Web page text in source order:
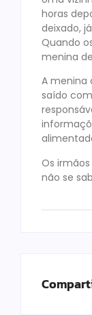
horas
deixado,
Quando
menina
A menina
saído
Os
não se